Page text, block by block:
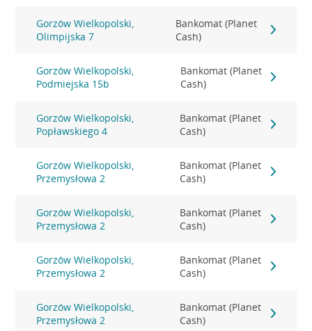
Gorzów Wielkopolski,
Olimpijska 7
Bankomat (Planet
Cash)
Gorzów Wielkopolski,
Podmiejska 15b
Bankomat (Planet
Cash)
Gorzów Wielkopolski,
Popławskiego 4
Bankomat (Planet
Cash)
Gorzów Wielkopolski,
Przemysłowa 2
Bankomat (Planet
Cash)
Gorzów Wielkopolski,
Przemysłowa 2
Bankomat (Planet
Cash)
Gorzów Wielkopolski,
Przemysłowa 2
Bankomat (Planet
Cash)
Gorzów Wielkopolski,
Przemysłowa 2
Bankomat (Planet
Cash)